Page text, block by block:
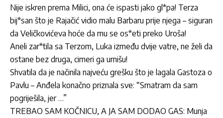
Nije iskren prema Milici, ona će ispasti jako gl*pa! Terza
bij*san što je Rajačić vidio malu Barbaru prije njega – siguran
da Veličkovićeva hoće da mu se os*eti preko Uroša!
Aneli zar*tila sa Terzom, Luka između dvije vatre, ne želi da
ostane bez druga, cimeri ga urnišu!
Shvatila da je načinila najveću grešku što je lagala Gastoza o
Pavlu – Anđela konačno priznala sve: “Smatram da sam
pogriješila, jer …”
TREBAO SAM KOČNICU, A JA SAM DODAO GAS: Munja